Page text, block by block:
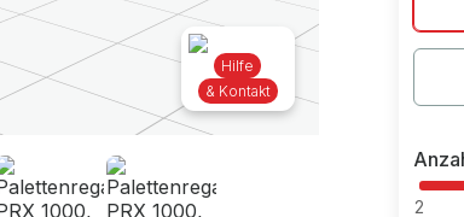
Hilfe
& Kontakt
2